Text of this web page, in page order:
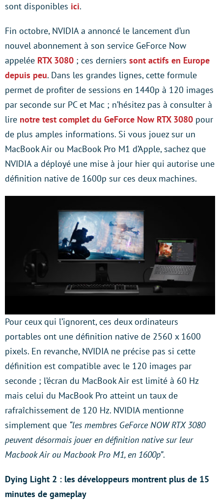
sont disponibles ici.
Fin octobre, NVIDIA a annoncé le lancement d’un
nouvel abonnement à son service GeForce Now
appelée RTX 3080 ; ces derniers sont actifs en Europe
depuis peu. Dans les grandes lignes, cette formule
permet de profiter de sessions en 1440p à 120 images
par seconde sur PC et Mac ; n’hésitez pas à consulter à
lire notre test complet du GeForce Now RTX 3080 pour
de plus amples informations. Si vous jouez sur un
MacBook Air ou MacBook Pro M1 d’Apple, sachez que
NVIDIA a déployé une mise à jour hier qui autorise une
définition native de 1600p sur ces deux machines.
Pour ceux qui l’ignorent, ces deux ordinateurs
portables ont une définition native de 2560 x 1600
pixels. En revanche, NVIDIA ne précise pas si cette
définition est compatible avec le 120 images par
seconde ; l’écran du MacBook Air est limité à 60 Hz
mais celui du MacBook Pro atteint un taux de
rafraîchissement de 120 Hz. NVIDIA mentionne
simplement que “les membres GeForce NOW RTX 3080
peuvent désormais jouer en définition native sur leur
Macbook Air ou Macbook Pro M1, en 1600p”.
Dying Light 2 : les développeurs montrent plus de 15
minutes de gameplay